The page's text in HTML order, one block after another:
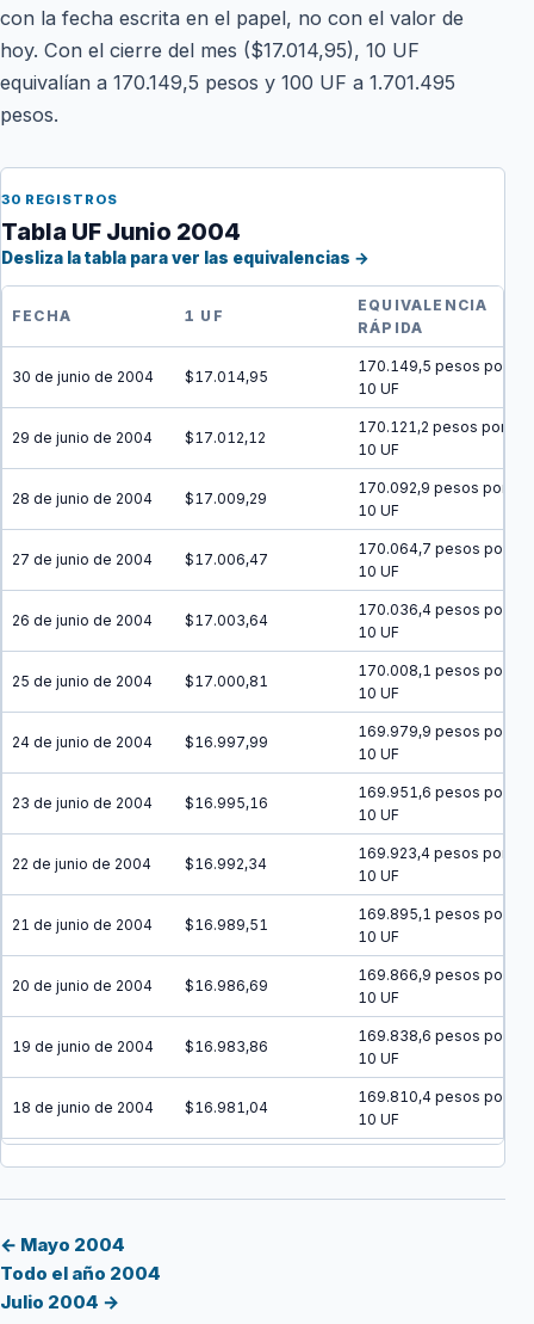
con la fecha escrita en el papel, no con el valor de
hoy. Con el cierre del mes ($17.014,95), 10 UF
equivalían a 170.149,5 pesos y 100 UF a 1.701.495
pesos.
30 REGISTROS
Tabla UF Junio 2004
Desliza la tabla para ver las equivalencias →
FECHA 1 UF
EQUIVALENCIA
RÁPIDA
30 de junio de 2004 $17.014,95
170.149,5 pesos por
10 UF
29 de junio de 2004 $17.012,12
170.121,2 pesos por
10 UF
28 de junio de 2004 $17.009,29
170.092,9 pesos por
10 UF
27 de junio de 2004 $17.006,47
170.064,7 pesos por
10 UF
26 de junio de 2004 $17.003,64
170.036,4 pesos por
10 UF
25 de junio de 2004 $17.000,81
170.008,1 pesos por
10 UF
24 de junio de 2004 $16.997,99
169.979,9 pesos por
10 UF
23 de junio de 2004 $16.995,16
169.951,6 pesos por
10 UF
22 de junio de 2004 $16.992,34
169.923,4 pesos por
10 UF
21 de junio de 2004 $16.989,51
169.895,1 pesos por
10 UF
20 de junio de 2004 $16.986,69
169.866,9 pesos por
10 UF
19 de junio de 2004 $16.983,86
169.838,6 pesos por
10 UF
18 de junio de 2004 $16.981,04
169.810,4 pesos por
10 UF
17 de junio de 2004 $16.978,22
15 de junio de 2004
← Mayo 2004
Todo el año 2004
Julio 2004 →